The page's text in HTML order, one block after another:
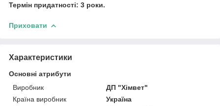
Термін придатності: 3 роки.
Приховати
Характеристики
Основні атрибути
Виробник
ДП "Хімвет"
Країна виробник
Україна